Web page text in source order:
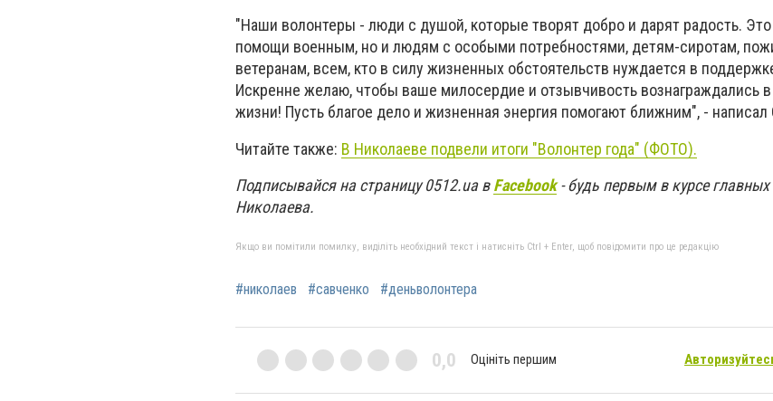
"Наши волонтеры - люди с душой, которые творят добро и дарят радость. Это
помощи военным, но и людям с особыми потребностями, детям-сиротам,
ветеранам, всем, кто в силу жизненных обстоятельств нуждается в
Искренне желаю, чтобы ваше милосердие и отзывчивость вознаграждались
жизни! Пусть благое дело и жизненная энергия помогают ближним", - написал
Читайте также: В Николаеве подвели итоги "Волонтер года" (ФОТО).
Подписывайся на страницу 0512.ua вFacebook- будь первым в курсе главных
Николаева.
Якщо ви помітили помилку, виділіть необхідний текст і натисніть Ctrl + Enter, щоб повідомити про це редакцію
#николаев #савченко #деньволонтера
0,0 Оцініть першим